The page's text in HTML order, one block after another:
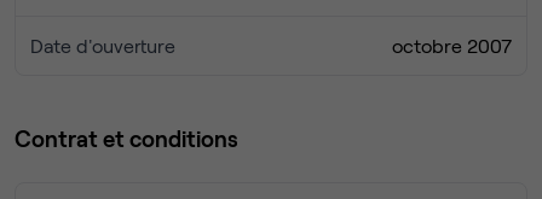
Date d'ouverture octobre 2007
Contrat et conditions